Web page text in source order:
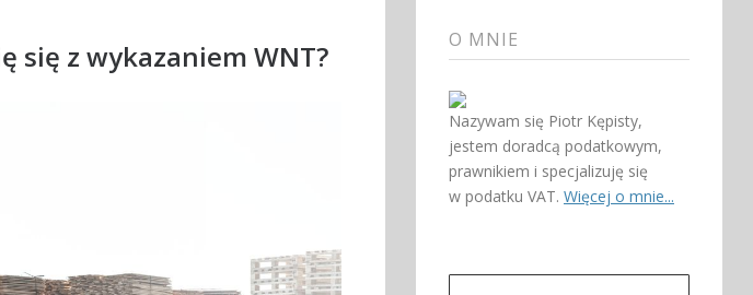
się z wykazaniem WNT? O MNIE
Nazywam się Piotr Kępisty,
jestem doradcą podatkowym,
prawnikiem i specjalizuję się
w podatku VAT. Więcej o mnie...